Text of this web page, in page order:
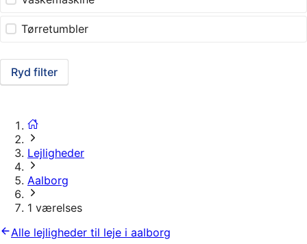
Tørretumbler
Ryd filter
Lejligheder
Aalborg
1 værelses
Alle lejligheder til leje i aalborg